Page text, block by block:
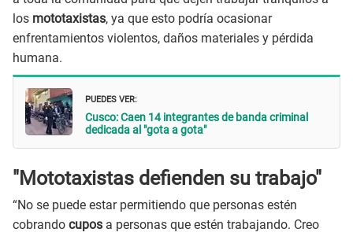
los mototaxistas, ya que esto podría ocasionar
enfrentamientos violentos, daños materiales y pérdida
humana.
PUEDES VER:
Cusco: Caen 14 integrantes de banda criminal
dedicada al "gota a gota"
"Mototaxistas defienden su trabajo"
“No se puede estar permitiendo que personas estén
cobrando cupos a personas que estén trabajando. Creo